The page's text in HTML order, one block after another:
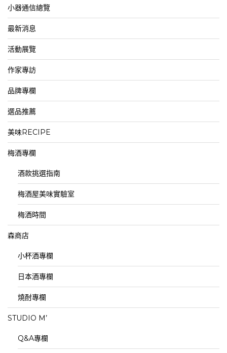
小器通信總覽
最新消息
活動展覽
作家專訪
品牌專欄
選品推薦
美味RECIPE
梅酒專欄
酒款挑選指南
梅酒屋美味實驗室
梅酒時間
森商店
小杯酒專欄
日本酒專欄
燒酎專欄
STUDIO M’
Q&A專欄